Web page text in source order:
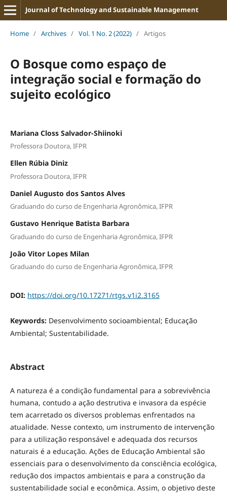
Journal of Technology and Sustainable Management
Home / Archives / Vol. 1 No. 2 (2022) / Artigos
O Bosque como espaço de
integração social e formação do
sujeito ecológico
Mariana Closs Salvador-Shiinoki
Professora Doutora, IFPR
Ellen Rúbia Diniz
Professora Doutora, IFPR
Daniel Augusto dos Santos Alves
Graduando do curso de Engenharia Agronômica, IFPR
Gustavo Henrique Batista Barbara
Graduando do curso de Engenharia Agronômica, IFPR
João Vitor Lopes Milan
Graduando do curso de Engenharia Agronômica, IFPR
DOI: https://doi.org/10.17271/rtgs.v1i2.3165
Keywords: Desenvolvimento socioambiental; Educação
Ambiental; Sustentabilidade.
Abstract
A natureza é a condição fundamental para a sobrevivência
humana, contudo a ação destrutiva e invasora da espécie
tem acarretado os diversos problemas enfrentados na
atualidade. Nesse contexto, um instrumento de intervenção
para a utilização responsável e adequada dos recursos
naturais é a educação. Ações de Educação Ambiental são
essenciais para o desenvolvimento da consciência ecológica,
redução dos impactos ambientais e para a construção da
sustentabilidade social e econômica. Assim, o objetivo deste